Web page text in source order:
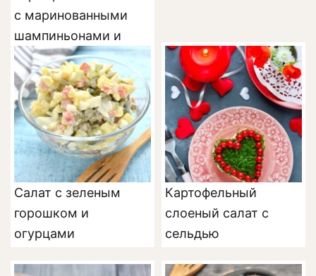
с маринованными
шампиньонами и
горошком
Салат с зеленым
горошком и
огурцами
Картофельный
слоеный салат с
сельдью